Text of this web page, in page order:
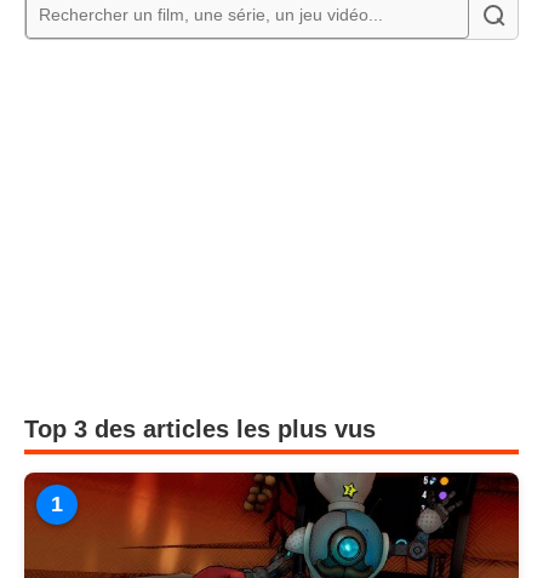
Top 3 des articles les plus vus
1